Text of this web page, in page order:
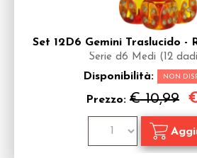
Set 12D6 Gemini Traslucido -
Serie d6 Medi (12
Disponibilità: NON
Prezzo: € 10,99